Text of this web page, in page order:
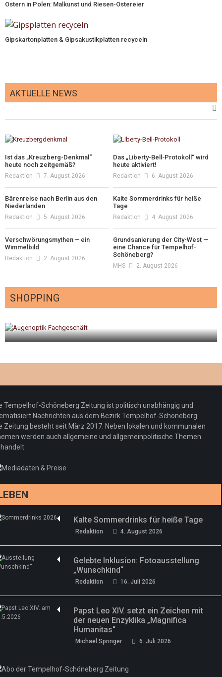
Ostern in Polen: Malkunst und Riesen-Ostereier
Gipskartonplatten & Gipsakustikplatten recyceln
AKTUELLE NEWS
Ist das „Kreuzberg-Denkmal“
heute noch zeitgemäß?
Redaktion 7. August 2026
Das „Liberty-Bell-Protokoll“ wird
heute aktiviert!
Redaktion 6. August 2026
Bärenreise nach Berlin aus den
Niederlanden
Redaktion 5. August 2026
Kalte Sommerdrinks für heiße
Tage
Redaktion 4. August 2026
Verschwörungsmythen – ein
Wimmelbild
Redaktion 2. August 2026
Grundsanierung der City-West —
eine Chance für Tempelhof-
Schöneberg?
MHS 2. August 2026
SHOPPING
Redaktion 23. Juli 2026
Tempelhof-Schöneberg Zeitung ist politisch unabhängig und
Nachrichten aus dem Bezirk Tempelhof-Schöneberg.
Zeitung besteht seit März 2017. Neben lokalen und kommunalen
werden auch allgemeine und allgemeinpolitische Themen
Kalte Sommerdrinks für heiße Tage
Redaktion 4. August 2026
Gelebte Inklusion: Fotoausstellung
„Wunschkind“
Redaktion 16. Juli 2026
Papst Leo XIV. setzt ein Zeichen mit
der neuen Enzyklika „Magnifica
Humanitas“
Michael Springer 6. Juli 2026